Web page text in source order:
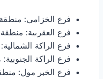
فرع الخزامى:
فرع العقربية: منطقة
فرع الراكة
فرع الراكة
فرع الخبر مول: